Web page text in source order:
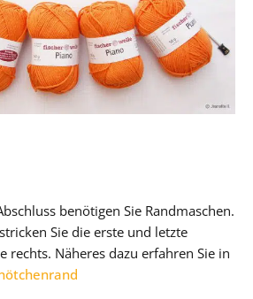
benötigen Sie Randmaschen.
Sie die erste und letzte
rechts. Näheres dazu erfahren Sie in